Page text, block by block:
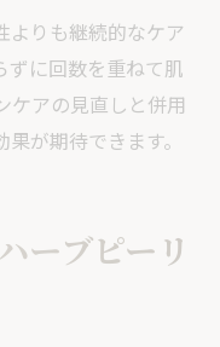
よりも継続的なケア
ずに回数を重ねて肌
ケアの見直しと併用
が期待できます。
ーブピーリ